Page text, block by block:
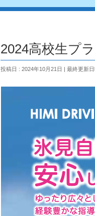
2024高校生プ
投稿日 : 2024年10月21日 最終更新